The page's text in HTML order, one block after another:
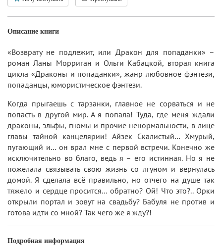
Описание книги
«Возврату не подлежит, или Дракон для попаданки» –
роман Ланы Морриган и Ольги Кабацкой, вторая книга
цикла «Драконы и попаданки», жанр любовное фэнтези,
попаданцы, юмористическое фэнтези.
Когда прыгаешь с тарзанки, главное не сорваться и не
попасть в другой мир. А я попала! Туда, где меня ждали
драконы, эльфы, гномы и прочие ненормальности, в лице
главы тайной канцелярии! Айзек Скалистый… Хмурый,
пугающий и… он врал мне с первой встречи. Конечно же
исключительно во благо, ведь я – его истинная. Но я не
пожелала связывать свою жизнь со лгуном и вернулась
домой. Я сделала всё правильно, но отчего на душе так
тяжело и сердце просится… обратно? Ой! Что это?.. Орки
открыли портал и зовут на свадьбу? Бабуля не против и
готова идти со мной? Так чего же я жду?!
Подробная информация